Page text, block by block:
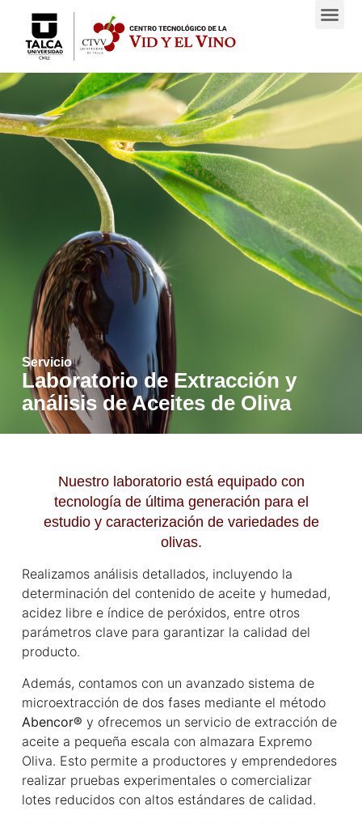
Servicio
Laboratorio de Extracción y
análisis de Aceites de Oliva
Nuestro laboratorio está equipado con
tecnología de última generación para el
estudio y caracterización de variedades de
olivas.
Realizamos análisis detallados, incluyendo la
determinación del contenido de aceite y humedad,
acidez libre e índice de peróxidos, entre otros
parámetros clave para garantizar la calidad del
producto.
Además, contamos con un avanzado sistema de
microextracción de dos fases mediante el método
Abencor® y ofrecemos un servicio de extracción de
aceite a pequeña escala con almazara Expremo
Oliva. Esto permite a productores y emprendedores
realizar pruebas experimentales o comercializar
lotes reducidos con altos estándares de calidad.